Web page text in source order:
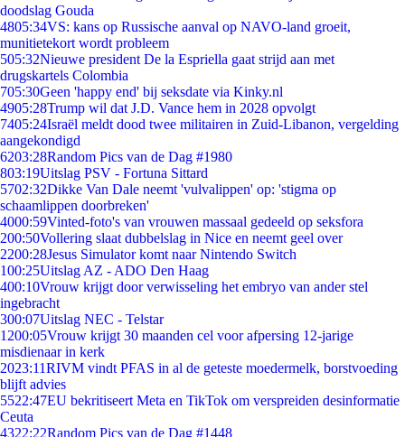
doodslag Gouda
4805:34VS: kans op Russische aanval op NAVO-land groeit,
munitietekort wordt probleem
505:32Nieuwe president De la Espriella gaat strijd aan met
drugskartels Colombia
705:30Geen 'happy end' bij seksdate via Kinky.nl
4905:28Trump wil dat J.D. Vance hem in 2028 opvolgt
7405:24Israël meldt dood twee militairen in Zuid-Libanon, vergelding
aangekondigd
6203:28Random Pics van de Dag #1980
803:19Uitslag PSV - Fortuna Sittard
5702:32Dikke Van Dale neemt 'vulvalippen' op: 'stigma op
schaamlippen doorbreken'
4000:59Vinted-foto's van vrouwen massaal gedeeld op seksfora
200:50Vollering slaat dubbelslag in Nice en neemt geel over
2200:28Jesus Simulator komt naar Nintendo Switch
100:25Uitslag AZ - ADO Den Haag
400:10Vrouw krijgt door verwisseling het embryo van ander stel
ingebracht
300:07Uitslag NEC - Telstar
1200:05Vrouw krijgt 30 maanden cel voor afpersing 12-jarige
misdienaar in kerk
2023:11RIVM vindt PFAS in al de geteste moedermelk, borstvoeding
blijft advies
5522:47EU bekritiseert Meta en TikTok om verspreiden desinformatie
Ceuta
4322:22Random Pics van de Dag #1448